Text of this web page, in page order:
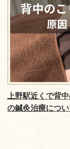
上野駅近くで背
の鍼灸治療につい